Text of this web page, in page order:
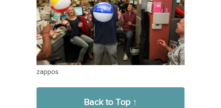
zappos
Back to Top ↑